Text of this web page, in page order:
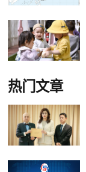
热门文章